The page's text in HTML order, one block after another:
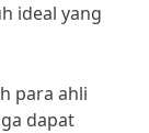
ideal yang
para ahli
dapat